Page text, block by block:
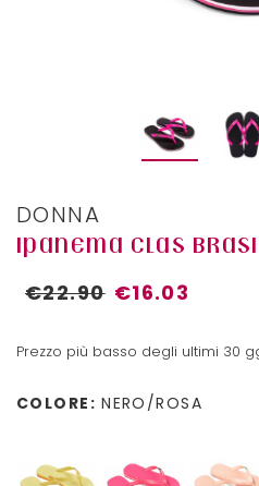
DONNA
IPANEMA CLAS
€22.90 €16.03
Prezzo più basso degli ultimi 30
COLORE: NERO/ROSA